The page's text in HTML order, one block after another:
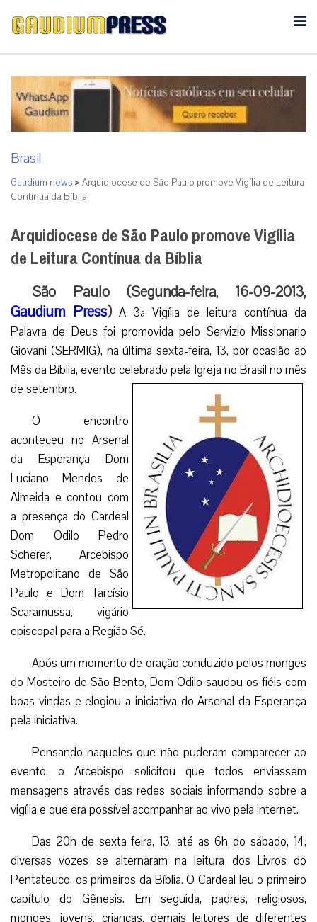
Brasil
Gaudium news >Arquidiocese de São Paulo promove Vigília de Leitura
Contínua da Bíblia
Arquidiocese de São Paulo promove Vigília
de Leitura Contínua da Bíblia
São Paulo (Segunda-feira, 16-09-2013,
Gaudium Press) A 3ª Vigília de leitura contínua da
Palavra de Deus foi promovida pelo Servizio Missionario
Giovani (SERMIG), na última sexta-feira, 13, por ocasião ao
Mês da Bíblia, evento celebrado pela Igreja no Brasil no mês
de setembro.
O encontro
aconteceu no Arsenal
da Esperança Dom
Luciano Mendes de
Almeida e contou com
a presença do Cardeal
Dom Odilo Pedro
Scherer, Arcebispo
Metropolitano de São
Paulo e Dom Tarcísio
Scaramussa, vigário
episcopal para a Região Sé.
Após um momento de oração conduzido pelos monges
do Mosteiro de São Bento, Dom Odilo saudou os fiéis com
boas vindas e elogiou a iniciativa do Arsenal da Esperança
pela iniciativa.
Pensando naqueles que não puderam comparecer ao
evento, o Arcebispo solicitou que todos enviassem
mensagens através das redes sociais informando sobre a
vigília e que era possível acompanhar ao vivo pela internet.
Das 20h de sexta-feira, 13, até as 6h do sábado, 14,
diversas vozes se alternaram na leitura dos Livros do
Pentateuco, os primeiros da Bíblia. O Cardeal leu o primeiro
capítulo do Gênesis. Em seguida, padres, religiosos,
monges, jovens, crianças, demais leitores de diferentes